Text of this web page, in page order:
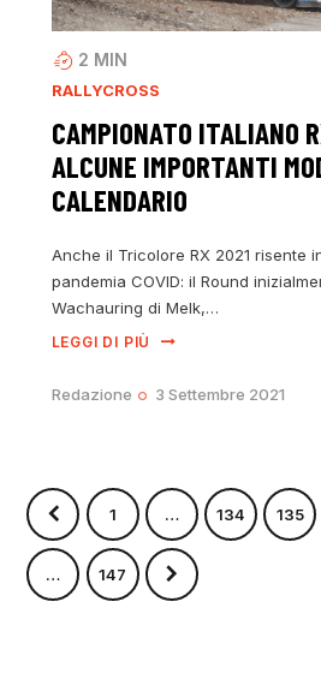
2 MIN
RALLYCROSS
CAMPIONATO ITALIANO
ALCUNE IMPORTANTI
CALENDARIO
Anche il Tricolore RX 2021 risente
pandemia COVID: il Round
Wachauring di Melk,…
LEGGI DI PIÙ
Redazione 3 Settembre 2021
1 … 134 135
… 147
>